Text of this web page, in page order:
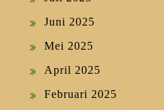
Juni 2025
Mei 2025
April 2025
Februari 2025